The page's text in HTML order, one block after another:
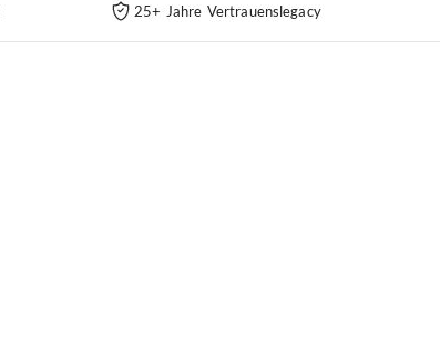
25+ Jahre Vertrauenslegacy